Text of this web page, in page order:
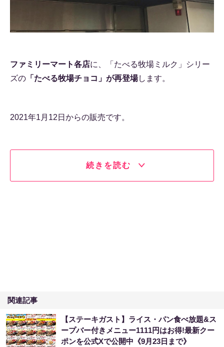
ファミリーマート各店に、「たべる牧場ミルク」シリー
ズの 「たべる牧場チョコ」が再登場します。
2021年1月12日からの販売です。
続きを読む
関連記事
【ステーキガスト】ライス・パン食べ放題&ス
ープバー付きメニュー1111円はお得!最新クー
ポンを公式Xで公開中《9月23日まで》